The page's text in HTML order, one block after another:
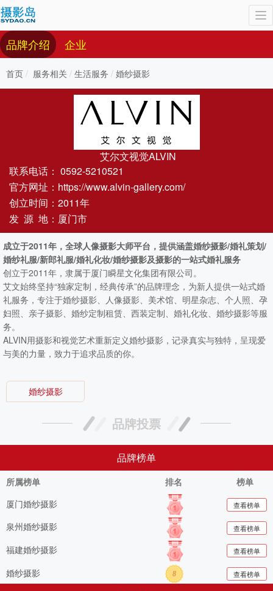
品牌介绍 企业
首页 服务相关 生活服务 婚纱摄影
艾尔文视觉ALVIN
联系电话： 0592-5210521
官方网址： https://www.alvin-gallery.com/
创立时间：2011年
发 源 地：厦门市
成立于2011年，全球人像摄影大师平台，提供涵盖婚纱摄影/婚礼策划/
婚纱礼服/新郎礼服/婚礼化妆/婚纱摄影及摄影的一站式婚礼服务
创立于2011年，隶属于厦门瞬星文化集团有限公司。
艾文始终坚持“独家定制，经典传承”的品牌理念，为新人提供一站式婚
礼服务，专注于婚纱摄影、人像摄影、美术馆、明星杂志、个人照、孕
妇照、亲子摄影、婚纱定制租赁、西装定制、婚礼化妆、婚纱摄影等服
务。
ALVIN用摄影和视觉艺术重新定义婚纱摄影，记录真实与独特，呈现爱
与美的力量，致力于追求品质的你。
婚纱摄影
品牌投票
品牌榜单
所属榜单 排名
榜单
厦门婚纱摄影
查看榜单
泉州婚纱摄影 查看榜单
福建婚纱摄影 查看榜单
婚纱摄影 8 查看榜单